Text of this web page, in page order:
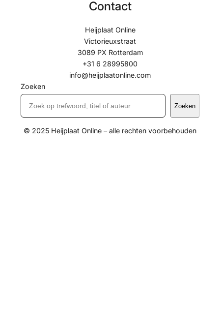
Contact
Heijplaat Online
Victorieuxstraat
3089 PX Rotterdam
+31 6 28995800
info@heijplaatonline.com
Zoeken
Zoeken
© 2025 Heijplaat Online – alle rechten voorbehouden